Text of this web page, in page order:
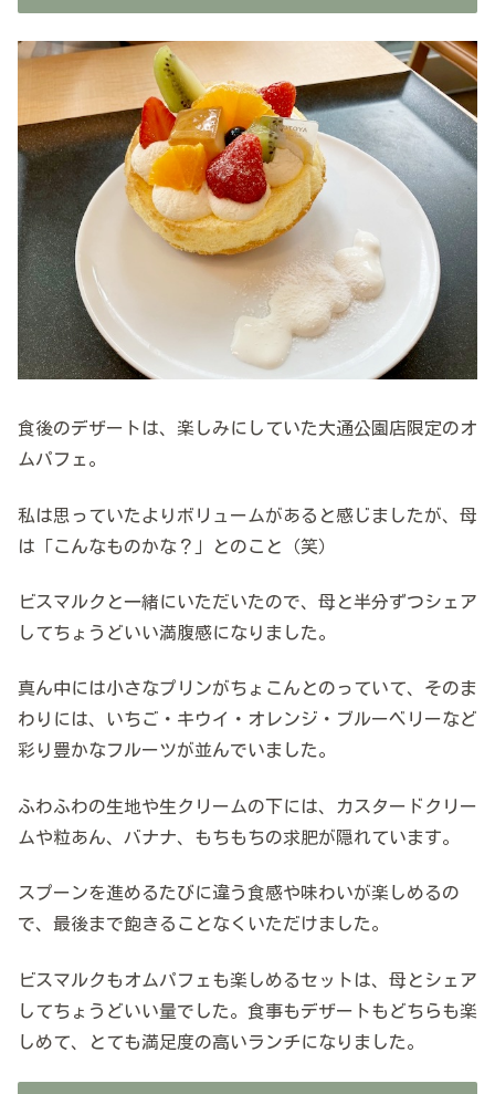
食後のデザートは、楽しみにしていた大通公園店限定のオ
ムパフェ。
私は思っていたよりボリュームがあると感じましたが、母
は「こんなものかな？」とのこと（笑）
ビスマルクと一緒にいただいたので、母と半分ずつシェア
してちょうどいい満腹感になりました。
真ん中には小さなプリンがちょこんとのっていて、そのま
わりには、いちご・キウイ・オレンジ・ブルーベリーなど
彩り豊かなフルーツが並んでいました。
ふわふわの生地や生クリームの下には、カスタードクリー
ムや粒あん、バナナ、もちもちの求肥が隠れています。
スプーンを進めるたびに違う食感や味わいが楽しめるの
で、最後まで飽きることなくいただけました。
ビスマルクもオムパフェも楽しめるセットは、母とシェア
してちょうどいい量でした。食事もデザートもどちらも楽
しめて、とても満足度の高いランチになりました。